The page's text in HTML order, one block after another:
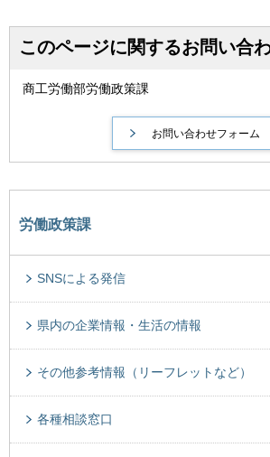
このページに関するお問い合
商工労働部労働政策課
労働政策課
SNSによる発信
県内の企業情報・生活の情報
その他参考情報（リーフレットなど）
各種相談窓口